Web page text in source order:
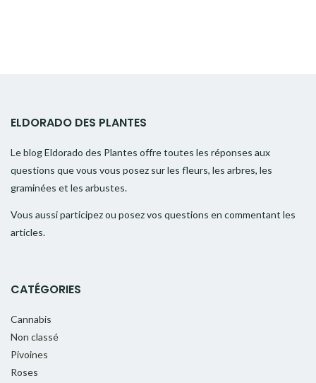
ELDORADO DES PLANTES
Le blog Eldorado des Plantes offre toutes les réponses aux
questions que vous vous posez sur les fleurs, les arbres, les
graminées et les arbustes.
Vous aussi participez ou posez vos questions en commentant les
articles.
CATÉGORIES
Cannabis
Non classé
Pivoines
Roses